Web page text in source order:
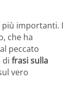
più importanti. I
che ha
peccato
di frasi sulla
vero